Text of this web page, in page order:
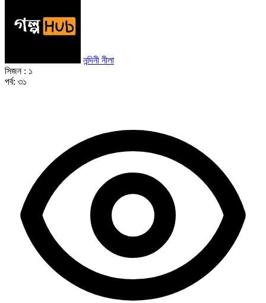
নন্দিনী নীলা
সিজন : ১
পর্ব: ৩১